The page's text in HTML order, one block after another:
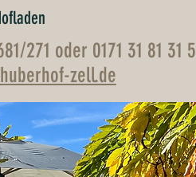
271 oder 0171 31 81 31 5
zell.de